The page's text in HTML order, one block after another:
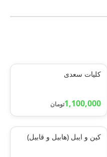
کلیات سعدی
1,100,000تومان
کین و ایبل (هابیل و قابیل)